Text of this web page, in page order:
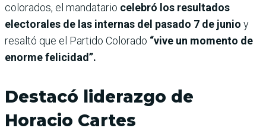
colorados, el mandatario celebró los resultados
electorales de las internas del pasado 7 de junio y
resaltó que el Partido Colorado “vive un momento de
enorme felicidad”.
Destacó liderazgo de
Horacio Cartes